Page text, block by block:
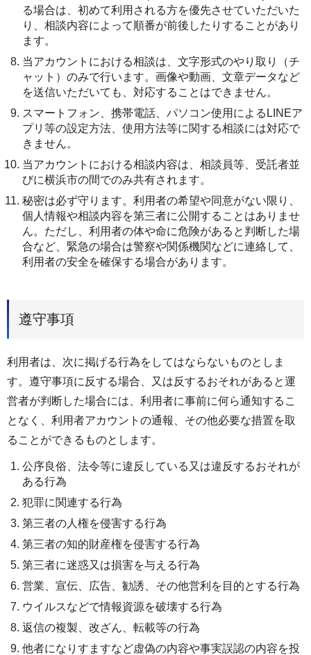
る場合は、初めて利用される方を優先させていただいた
り、相談内容によって順番が前後したりすることがあり
ます。
当アカウントにおける相談は、文字形式のやり取り（チ
ャット）のみで行います。画像や動画、文章データなど
を送信いただいても、対応することはできません。
スマートフォン、携帯電話、パソコン使用によるLINEア
プリ等の設定方法、使用方法等に関する相談には対応で
きません。
当アカウントにおける相談内容は、相談員等、受託者並
びに横浜市の間でのみ共有されます。
秘密は必ず守ります。利用者の希望や同意がない限り、
個人情報や相談内容を第三者に公開することはありませ
ん。ただし、利用者の体や命に危険があると判断した場
合など、緊急の場合は警察や関係機関などに連絡して、
利用者の安全を確保する場合があります。
遵守事項
利用者は、次に掲げる行為をしてはならないものとしま
す。遵守事項に反する場合、又は反するおそれがあると運
営者が判断した場合には、利用者に事前に何ら通知するこ
となく、利用者アカウントの通報、その他必要な措置を取
ることができるものとします。
公序良俗、法令等に違反している又は違反するおそれが
ある行為
犯罪に関連する行為
第三者の人権を侵害する行為
第三者の知的財産権を侵害する行為
第三者に迷惑又は損害を与える行為
営業、宣伝、広告、勧誘、その他営利を目的とする行為
ウイルスなどで情報資源を破壊する行為
返信の複製、改ざん、転載等の行為
他者になりすますなど虚偽の内容や事実誤認の内容を投